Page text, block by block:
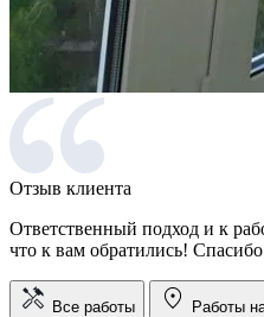
Отзыв клиента
Ответственный подход и к
что к вам обратились!
Все работы Работы